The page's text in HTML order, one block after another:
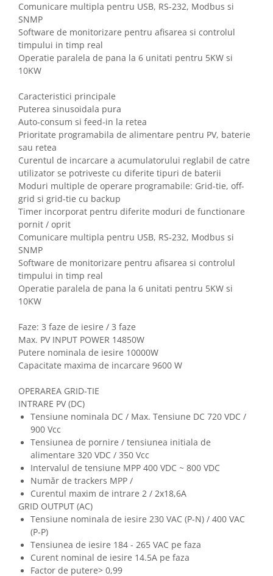
Gama Legrand Niloe
Panasonic Arkedia Slim
Aparataj Modular
Bticino Living NOW
Bticino AXOLUTE AIR
Gama Gewiss System
Gama Matix Bticino
Legrand Mosaic
Doze de Pardoseala
Doze de Pardoseala Universale
Incara Legrand
Iluminat Interior
Aplice - Plafoniere
Spoturi LED
Panouri LED
Lampi de Birou
Lampadare
Lustre
Iluminat Scari/Trepte
Iluminat baie
Becuri și surse LED
Sisteme de Iluminat Plug & Play
Iluminat Exterior
Proiectoare LED
Aplice de Exterior
Lampi de Gradina
Spoturi Exterior Incastrabile
Lampi Solare
Banda - Surse si Accesorii LED
Banda Led Decorativa
Controlere și senzori LED
Comunicare multipla pentru USB, RS-232, Modbus si
SNMP
Software de monitorizare pentru afisarea si controlul
timpului in timp real
Operatie paralela de pana la 6 unitati pentru 5KW si
10KW
Caracteristici principale
Puterea sinusoidala pura
Auto-consum si feed-in la retea
Prioritate programabila de alimentare pentru PV, baterie
sau retea
Curentul de incarcare a acumulatorului reglabil de catre
utilizator se potriveste cu diferite tipuri de baterii
Moduri multiple de operare programabile: Grid-tie, off-
grid si grid-tie cu backup
Timer incorporat pentru diferite moduri de functionare
pornit / oprit
Comunicare multipla pentru USB, RS-232, Modbus si
SNMP
Software de monitorizare pentru afisarea si controlul
timpului in timp real
Operatie paralela de pana la 6 unitati pentru 5KW si
10KW
Faze: 3 faze de iesire / 3 faze
Max. PV INPUT POWER 14850W
Putere nominala de iesire 10000W
Capacitate maxima de incarcare 9600 W
OPERAREA GRID-TIE
INTRARE PV (DC)
Tensiune nominala DC / Max. Tensiune DC 720 VDC /
900 Vcc
Tensiunea de pornire / tensiunea initiala de
alimentare 320 VDC / 350 Vcc
Intervalul de tensiune MPP 400 VDC ~ 800 VDC
Număr de trackers MPP /
Curentul maxim de intrare 2 / 2x18,6A
GRID OUTPUT (AC)
Tensiune nominala de iesire 230 VAC (P-N) / 400 VAC
(P-P)
Tensiunea de iesire 184 - 265 VAC pe faza
Curent nominal de iesire 14.5A pe faza
Factor de putere> 0,99